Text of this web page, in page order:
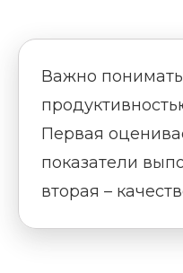
Важно
Первая
показатели
вторая –